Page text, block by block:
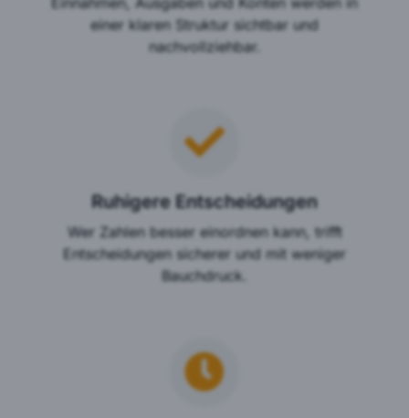
einer klaren Struktur sichtbar und
nachvollziehbar.
Ruhigere Entscheidungen
Wer Zahlen besser einordnen kann, trifft
Entscheidungen sicherer und mit weniger
Bauchdruck.